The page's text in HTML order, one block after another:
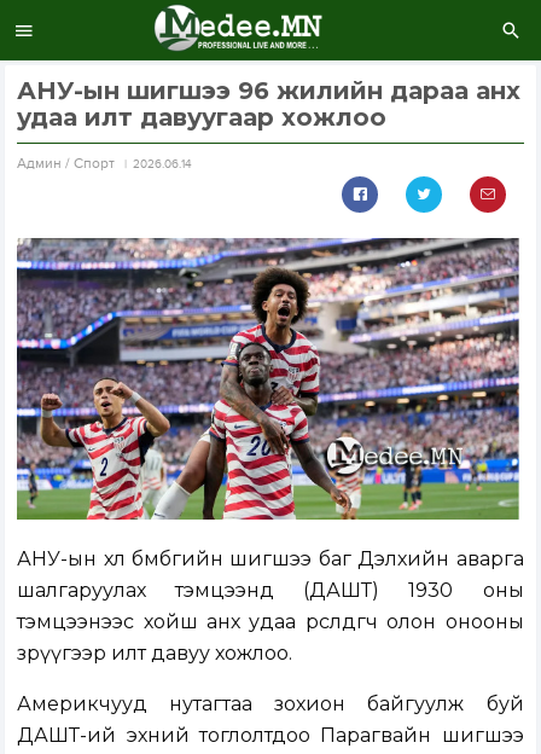
АНУ-ын шигшээ 96 жилийн дараа анх
удаа илт давуугаар хожлоо
Aдмин / Спорт 2026.06.14
АНУ-ын хөл бөмбөгийн шигшээ баг Дэлхийн аварга
шалгаруулах тэмцээнд (ДАШТ) 1930 оны
тэмцээнээс хойш анх удаа өрсөлдөгчөө олон онооны
зөрүүгээр илт давуу хожлоо.
Америкчууд нутагтаа зохион байгуулж буй
ДАШТ-ий эхний тоглолтдоо Парагвайн шигшээ